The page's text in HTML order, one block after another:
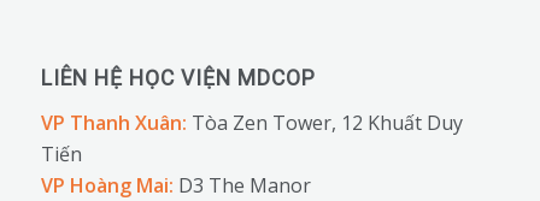
LIÊN HỆ HỌC VIỆN MDCOP
VP Thanh Xuân: Tòa Zen Tower, 12 Khuất Duy
Tiến
VP Hoàng Mai: D3 The Manor